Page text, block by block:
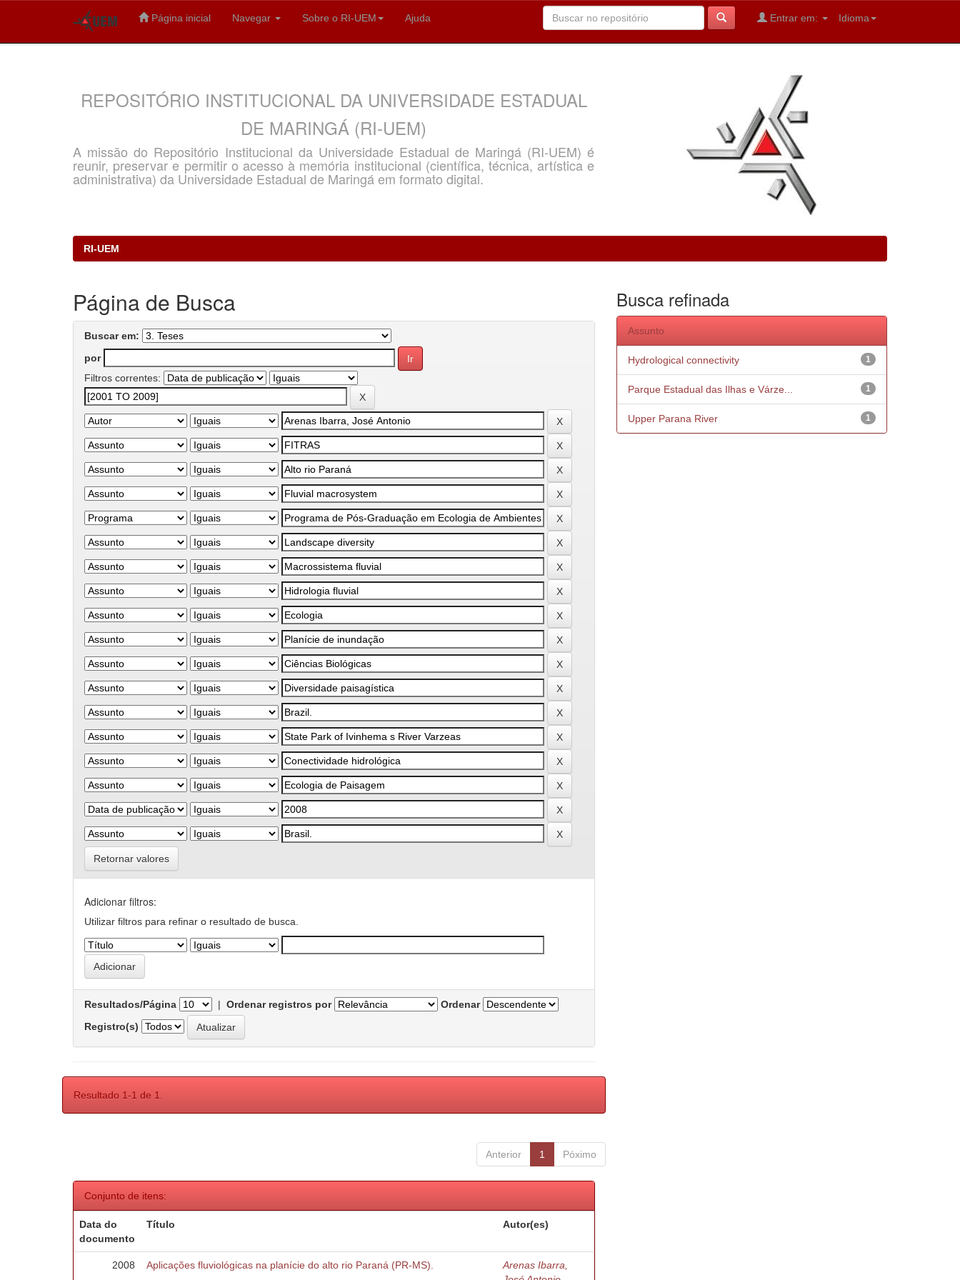
Página inicial Navegar Sobre o RI-UEM Ajuda Idioma
Entrar em:
REPOSITÓRIO INSTITUCIONAL DA UNIVERSIDADE ESTADUAL
DE MARINGÁ (RI-UEM)
A missão do Repositório Institucional da Universidade Estadual de Maringá (RI-UEM) é
reunir, preservar e permitir o acesso à memória institucional (científica, técnica, artística e
administrativa) da Universidade Estadual de Maringá em formato digital.
RI-UEM
Página de Busca
Buscar em:
por
Filtros correntes:
Retornar valores
Adicionar filtros:
Utilizar filtros para refinar o resultado de busca.
Resultados/Página | Ordenar registros por
Ordenar
Registro(s)
Resultado 1-1 de 1.
Anterior 1 Póximo
Conjunto de itens:
Data do
documento
Título Autor(es)
2008 Aplicações fluviológicas na planície do alto rio Paraná (PR-MS).
Arenas Ibarra,
Busca refinada
Assunto
1
Hydrological connectivity
1
Parque Estadual das Ilhas e Várze...
1
Upper Parana River